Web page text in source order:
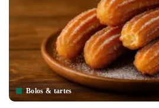
Bolos & tartes